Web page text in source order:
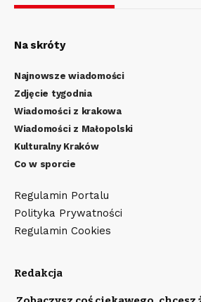
Na skróty
Najnowsze wiadomości
Zdjęcie tygodnia
Wiadomości z krakowa
Wiadomości z Małopolski
Kulturalny Kraków
Co w sporcie
Regulamin Portalu
Polityka Prywatności
Regulamin Cookies
Redakcja